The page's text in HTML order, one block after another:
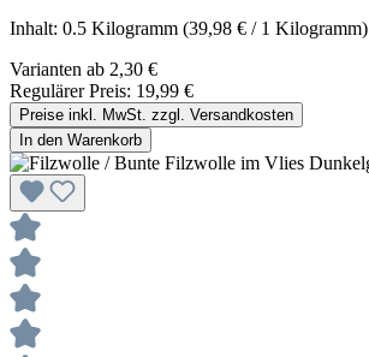
Inhalt: 0.5 Kilogramm (39,98 € / 1 Kilogramm)
Varianten ab 2,30 €
Regulärer Preis: 19,99 €
Preise inkl. MwSt. zzgl. Versandkosten
In den Warenkorb